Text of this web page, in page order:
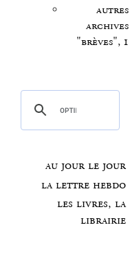
autres
archives
"brèves", 1
au jour le jour
la lettre hebdo
les livres, la
librairie